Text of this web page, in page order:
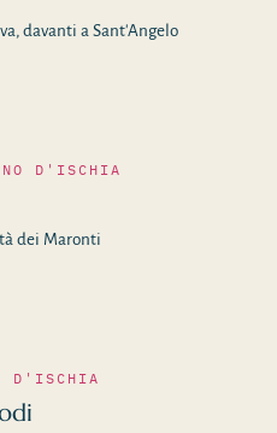
davanti a Sant'Angelo
D'ISCHIA
dei Maronti
D'ISCHIA